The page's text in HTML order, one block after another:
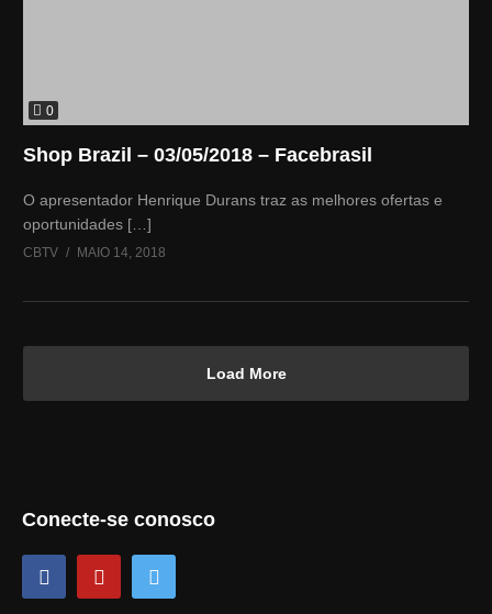
0
Shop Brazil – 03/05/2018 – Facebrasil
O apresentador Henrique Durans traz as melhores ofertas e
oportunidades […]
CBTV MAIO 14, 2018
Load More
Conecte-se conosco